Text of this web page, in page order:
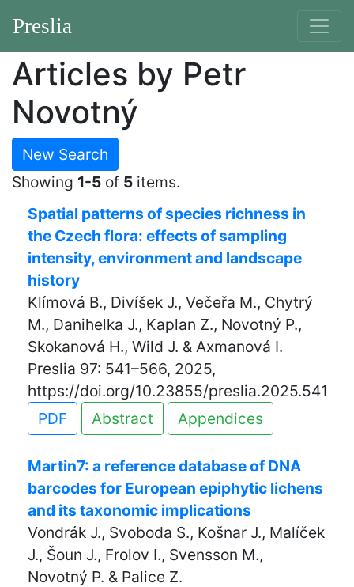
Preslia
Articles by Petr
Novotný
New Search
Showing 1-5 of 5 items.
Spatial patterns of species richness in
the Czech flora: effects of sampling
intensity, environment and landscape
history
Klímová B., Divíšek J., Večeřa M., Chytrý
M., Danihelka J., Kaplan Z., Novotný P.,
Skokanová H., Wild J. & Axmanová I.
Preslia 97: 541–566, 2025,
https://doi.org/10.23855/preslia.2025.541
PDF
Abstract Appendices
Martin7: a reference database of DNA
barcodes for European epiphytic lichens
and its taxonomic implications
Vondrák J., Svoboda S., Košnar J., Malíček
J., Šoun J., Frolov I., Svensson M.,
Novotný P. & Palice Z.